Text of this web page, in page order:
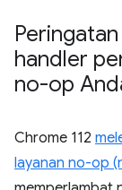
handler
no-op
Chrome 112
layanan no-op